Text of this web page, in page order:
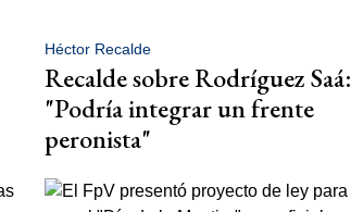
Héctor Recalde
Recalde sobre Rodríguez Saá:
"Podría integrar un frente
peronista"